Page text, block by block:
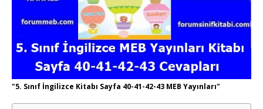
"5. Sınıf İngilizce Kitabı Sayfa 40-41-42-43 MEB Yayınları"